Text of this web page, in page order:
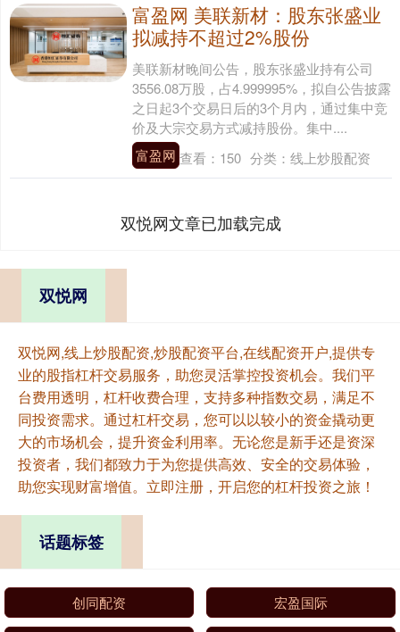
富盈网 美联新材：股东张盛业
拟减持不超过2%股份
美联新材晚间公告，股东张盛业持有公司
3556.08万股，占4.999995%，拟自公告披露
之日起3个交易日后的3个月内，通过集中竞
价及大宗交易方式减持股份。集中....
富盈网 查看： 150 分类： 线上炒股配资
双悦网文章已加载完成
双悦网
双悦网,线上炒股配资,炒股配资平台,在线配资开户,提供专
业的股指杠杆交易服务，助您灵活掌控投资机会。我们平
台费用透明，杠杆收费合理，支持多种指数交易，满足不
同投资需求。通过杠杆交易，您可以以较小的资金撬动更
大的市场机会，提升资金利用率。无论您是新手还是资深
投资者，我们都致力于为您提供高效、安全的交易体验，
助您实现财富增值。立即注册，开启您的杠杆投资之旅！
话题标签
创同配资 宏盈国际